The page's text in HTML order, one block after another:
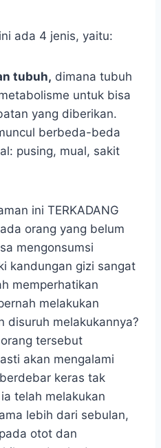
ada 4 jenis, yaitu:
tubuh, dimana tubuh
untuk bisa
yang diberikan.
berbeda-beda
pusing, mual, sakit
ini TERKADANG
orang yang belum
mengonsumsi
kandungan gizi sangat
memperhatikan
melakukan
disuruh melakukannya?
tersebut
akan mengalami
keras tak
telah melakukan
lebih dari sebulan,
otot dan